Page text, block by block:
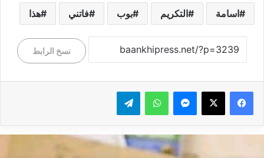
اسامة التكريم بوب فاتني هذا
نسخ الرابط
واتساب